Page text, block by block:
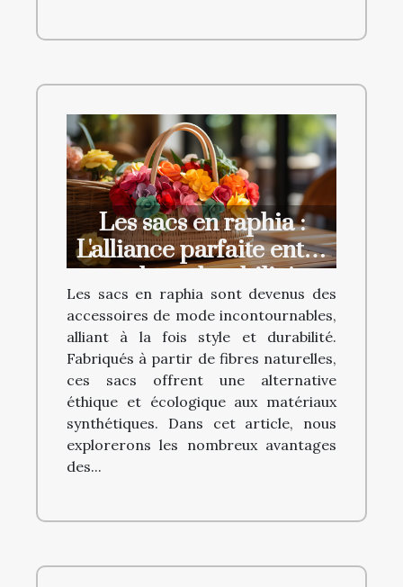
Les sacs en raphia :
L'alliance parfaite entre
style et durabilité
Les sacs en raphia sont devenus des
accessoires de mode incontournables,
alliant à la fois style et durabilité.
Fabriqués à partir de fibres naturelles,
ces sacs offrent une alternative
éthique et écologique aux matériaux
synthétiques. Dans cet article, nous
explorerons les nombreux avantages
des...